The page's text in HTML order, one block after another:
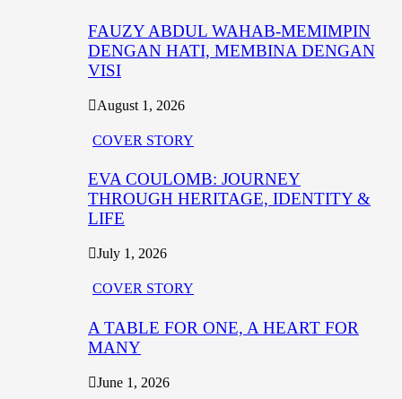
FAUZY ABDUL WAHAB-MEMIMPIN
DENGAN HATI, MEMBINA DENGAN
VISI
August 1, 2026
COVER STORY
EVA COULOMB: JOURNEY
THROUGH HERITAGE, IDENTITY &
LIFE
July 1, 2026
COVER STORY
A TABLE FOR ONE, A HEART FOR
MANY
June 1, 2026